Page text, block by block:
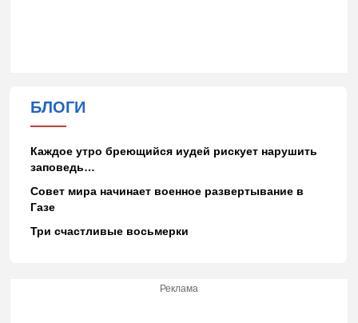
БЛОГИ
Каждое утро бреющийся иудей рискует нарушить
заповедь…
Совет мира начинает военное развертывание в
Газе
Три счастливые восьмерки
Реклама